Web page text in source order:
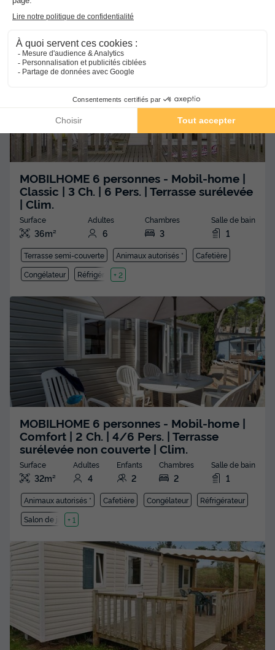
MOBILHOME 6 personnes - Mobil-home |
Classic | 3 Ch. | 6 Pers. | Terrasse surélevée
| Clim.
Surface
36m²
Adultes
6
Chambres
3
Salle de bain
1
Terrasse semi-couverte Animaux autorisés *
Cafetière
Congélateur
Réfrigérateur
+ 2
MOBILHOME 6 personnes - Mobil-home |
Comfort | 2 Ch. | 4/6 Pers. | Terrasse
surélevée non couverte | Clim.
Surface
32m²
Adultes
4
Enfants
2
Chambres
2
Salle de bain
1
Animaux autorisés * Cafetière Congélateur
Réfrigérateur
Salon de jardin
+ 1